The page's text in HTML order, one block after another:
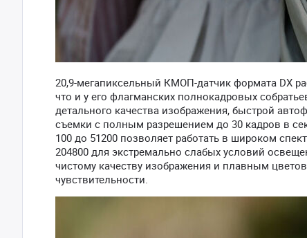
20,9-мегапиксельный КМОП-датчик формата DX
что и у его флагманских полнокадровых
детального качества изображения, быстрой
съемки с полным разрешением до 30 кадров в
100 до 51200 позволяет работать в широком
204800 для экстремально слабых условий
чистому качеству изображения и плавным
чувствительности.